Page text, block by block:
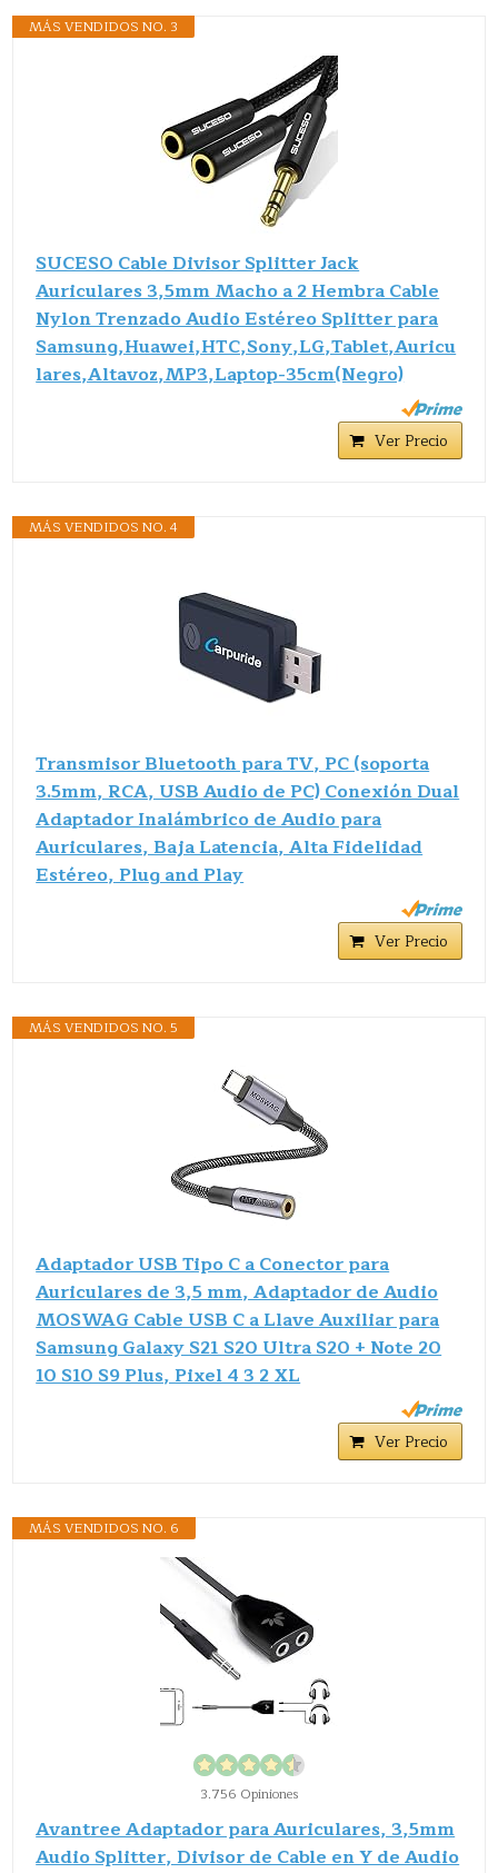
MÁS VENDIDOS NO. 3
SUCESO Cable Divisor Splitter Jack
Auriculares 3,5mm Macho a 2 Hembra Cable
Nylon Trenzado Audio Estéreo Splitter para
Samsung,Huawei,HTC,Sony,LG,Tablet,Auricu
lares,Altavoz,MP3,Laptop-35cm(Negro)
Ver Precio
MÁS VENDIDOS NO. 4
Transmisor Bluetooth para TV, PC (soporta
3.5mm, RCA, USB Audio de PC) Conexión Dual
Adaptador Inalámbrico de Audio para
Auriculares, Baja Latencia, Alta Fidelidad
Estéreo, Plug and Play
Ver Precio
MÁS VENDIDOS NO. 5
Adaptador USB Tipo C a Conector para
Auriculares de 3,5 mm, Adaptador de Audio
MOSWAG Cable USB C a Llave Auxiliar para
Samsung Galaxy S21 S20 Ultra S20 + Note 20
10 S10 S9 Plus, Pixel 4 3 2 XL
Ver Precio
MÁS VENDIDOS NO. 6
3.756 Opiniones
Avantree Adaptador para Auriculares, 3,5mm
Audio Splitter, Divisor de Cable en Y de Audio